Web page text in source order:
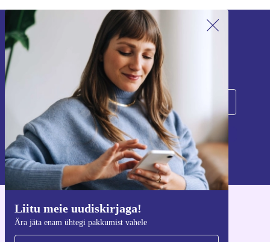
Liitu meie uudiskirjaga!
Ära jäta enam ühtegi pakkumist vahele
Liitu meie uudiskirjaga!
Ära jäta enam ühtegi pakkumist vahele.
Registreeru
Teavet isikuandmete kasutamise kohta leiate meie
privaatsuspoliitikast.
Hangi refurbed rakendus
iOS-i ja Androidi jaoks